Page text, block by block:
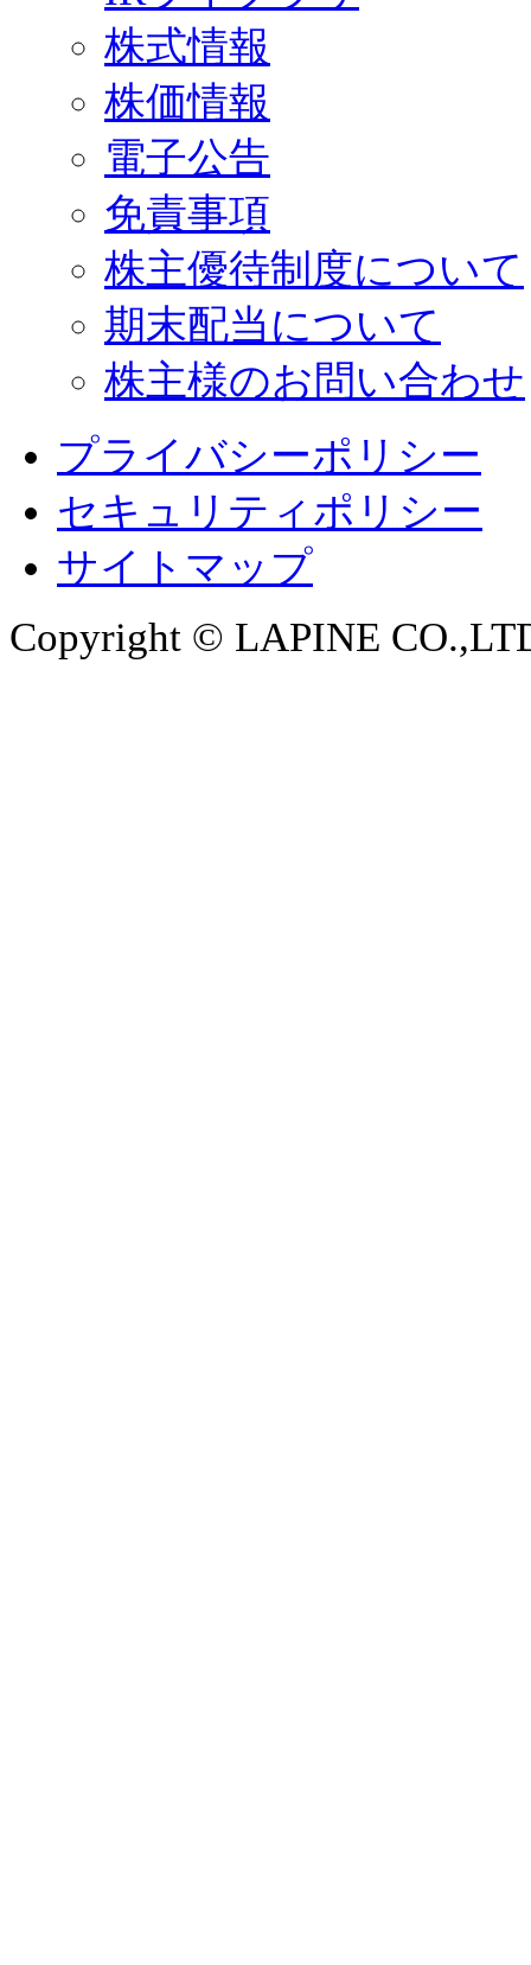
株式情報
株価情報
電子公告
免責事項
株主優待制度について
期末配当について
株主様のお問い合わせ
プライバシーポリシー
セキュリティポリシー
サイトマップ
Copyright © LAPINE